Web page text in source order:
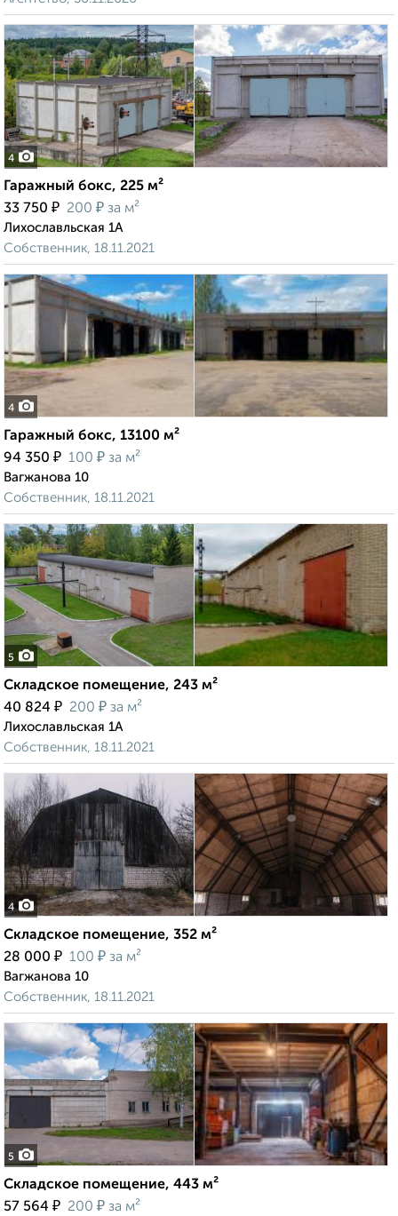
4
Гаражный бокс, 225 м²
33 750 ₽ 200 ₽ за м²
Лихославльская 1А
Собственник, 18.11.2021
4
Гаражный бокс, 13100 м²
94 350 ₽ 100 ₽ за м²
Вагжанова 10
Собственник, 18.11.2021
5
Складское помещение, 243 м²
40 824 ₽ 200 ₽ за м²
Лихославльская 1А
Собственник, 18.11.2021
4
Складское помещение, 352 м²
28 000 ₽ 100 ₽ за м²
Вагжанова 10
Собственник, 18.11.2021
5
Складское помещение, 443 м²
57 564 ₽ 200 ₽ за м²